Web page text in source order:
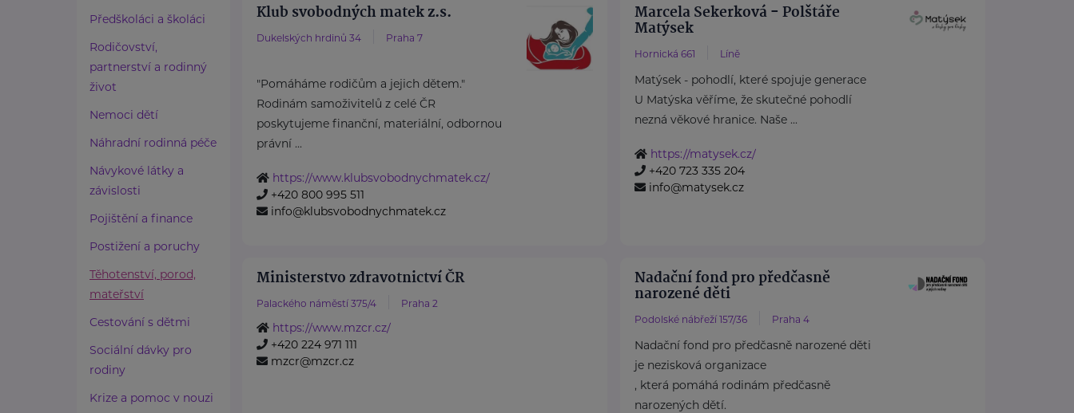
Předškoláci a školáci
Rodičovství,
partnerství a rodinný
život
Nemoci dětí
Náhradní rodinná péče
Návykové látky a
závislosti
Pojištění a finance
Postižení a poruchy
Těhotenství, porod,
mateřství
Cestování s dětmi
Sociální dávky pro
rodiny
Krize a pomoc v nouzi
Klub svobodných matek z.s.
Dukelských hrdinů 34 Praha 7
"Pomáháme rodičům a jejich dětem."
Rodinám samoživitelů z celé ČR
poskytujeme finanční, materiální, odbornou
právní ...
https://www.klubsvobodnychmatek.cz/
+420 800 995 511
info@klubsvobodnychmatek.cz
Marcela Sekerková - Polštáře
Matýsek
Hornická 661 Líně
Matýsek - pohodlí, které spojuje generace
U Matýska věříme, že skutečné pohodlí
nezná věkové hranice. Naše ...
https://matysek.cz/
+420 723 335 204
info@matysek.cz
Ministerstvo zdravotnictví ČR
Palackého náměstí 375/4 Praha 2
https://www.mzcr.cz/
+420 224 971 111
mzcr@mzcr.cz
Nadační fond pro předčasně
narozené děti
Podolské nábřeží 157/36 Praha 4
Nadační fond pro předčasně narozené děti
je nezisková organizace
, která pomáhá rodinám předčasně
narozených dětí.